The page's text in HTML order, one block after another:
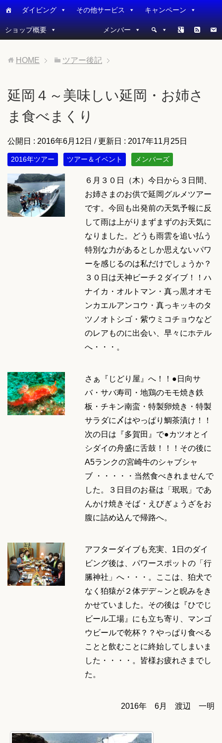
ダイビング その他サービス キャンペーン
ショップ概要 メンバー
HOME ツアー後記
延岡４～美味しい延岡・お姉さ
ま食べまくり
公開日 : 2016年6月12日 / 更新日 : 2017年11月25日
2016年ツアー ツアー＆イベント メンバーズ
６月３０日（木）今日から３日間、
お姉さまのお供で延岡グルメツアー
です。今回も出発前の天気予報に反
して雨は上がりまずまずのお天気に
なりました。どうも雨雲を追い払う
特別な力があるとしか思えないパワ
ーを感じるのは私だけでしょうか？
３０日は天神ビーチ２ダイブ！！ハ
ナイカ・オルトマン・真っ黒オオモ
ンカエルアンコウ・真っキッキのタ
ツノオトシゴ・紫ウミコチョウなど
のレアものに出会い、早々にホテル
へ・・・。
さぁ『じどり屋』へ！！●日向サ
バ・サバ寿司・地鶏のモモ焼き鉄
板・チキン南蛮・特製卵焼き・特製
サラダに〆はやっぱり鯛茶漬け！！
次の日は『多賀田』で●カツオとイ
シダイの舟盛に舌鼓！！！その後に
A5ランクの宮崎牛のシャブシャ
ブ ・・・・・当然食べきれませんで
した。３日目のお昼は「珉珉」であ
んかけ焼きそば・えびぎょうざをお
腹に詰め込んで帰路へ。
アフターダイブも充実、1日のダイ
ビング後は、パワースポットの「行
縢神社」へ・・・。ここは、狛犬で
なく狛猿が２体デデ～ンと睨みをき
かせていました。その後は『ひでじ
ビール工場』にも立ち寄り、マンゴ
ウビールで乾杯？？やっぱり食べる
ことと飲むことに終始してしまいま
した・・・・。皆様お疲れさまでし
た。
2016年 6月 渡辺 一明